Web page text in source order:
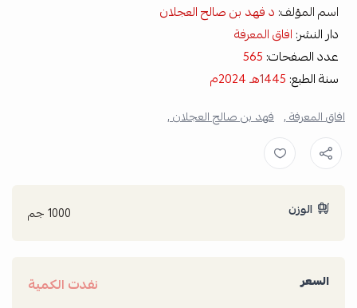
اسم المؤلف: د فهد بن صالح العجلان
دار النشر: افاقالمعرفة
عدد الصفحات: 565
سنة الطبع:
1445ه ـ2024م
افاق المعرفة , فهد بن صالح العجلان ,
الوزن 1000 جم
السعر نفدت الكمية